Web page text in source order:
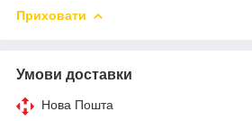
Приховати
Умови доставки
Нова Пошта